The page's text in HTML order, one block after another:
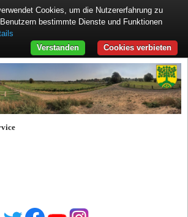
Cookies, um die Nutzererfahrung zu
bestimmte Dienste und Funktionen
Cookies verbieten
Verstanden